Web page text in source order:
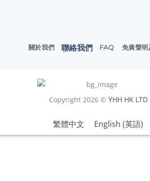
關於我們 聯絡我們 FAQ 免責聲明
Copyright 2026 © YHH HK LTD
繁體中文 English (英語)